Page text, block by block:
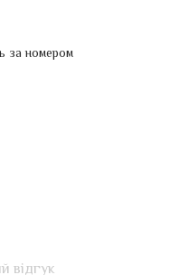
за номером
відгук